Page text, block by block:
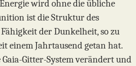
wird ohne die übliche
ist die Struktur des
der Dunkelheit, so zu
einem Jahrtausend getan hat.
Gitter-System verändert und